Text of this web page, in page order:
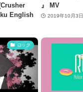
English
』 MV
2019年10月3日
ロック